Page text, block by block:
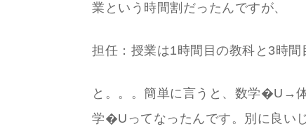
業という時間割だったんですが、
担任：授業は1時間目の教科と3時間
と。。。簡単に言うと、数学
学�Uってなったんです。別に良い